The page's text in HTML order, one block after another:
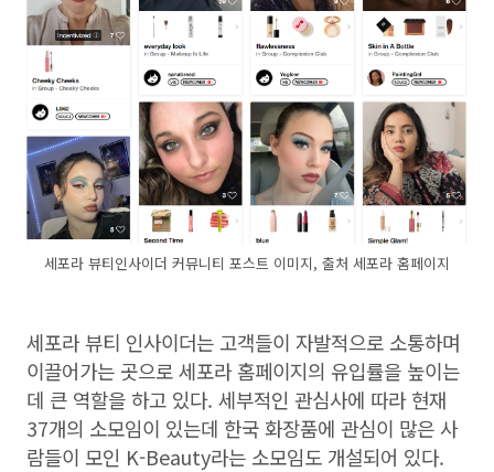
세포라 뷰티인사이더 커뮤니티 포스트 이미지, 출처 세포라 홈페이지
세포라 뷰티 인사이더는 고객들이 자발적으로 소통하며
이끌어가는 곳으로 세포라 홈페이지의 유입률을 높이는
데 큰 역할을 하고 있다. 세부적인 관심사에 따라 현재
37개의 소모임이 있는데 한국 화장품에 관심이 많은 사
람들이 모인 K-Beauty라는 소모임도 개설되어 있다.